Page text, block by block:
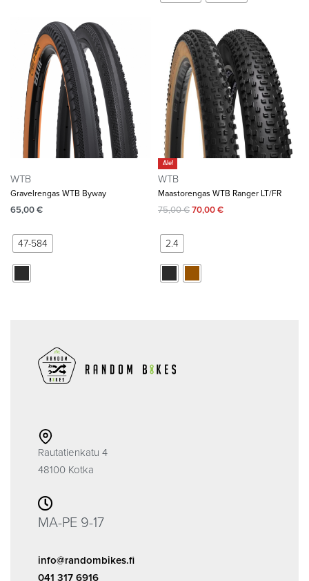
WTB
Gravelrengas WTB Byway
65,00€
47-584
Ale!
WTB
Maastorengas WTB Ranger LT/FR
75,00€70,00€
2.4
Rautatienkatu 4
48100 Kotka
MA-PE 9-17
info@randombikes.fi
041 317 6916